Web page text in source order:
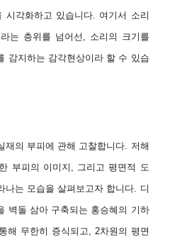
시각화하고 있습니다. 여기서 소리
는 층위를 넘어선, 소리의 크기를
감지하는 감각현상이라 할 수 있습
재의 부피에 관해 고찰합니다. 저해
부피의 이미지, 그리고 평면적 도
나는 모습을 살펴보고자 합니다. 디
벽돌 삼아 구축되는 홍승혜의 기하
해 무한히 증식되고, 2차원의 평면